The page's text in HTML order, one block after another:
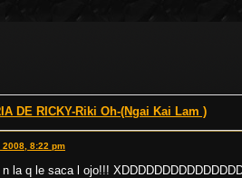
DE RICKY-Riki Oh-(Ngai Kai Lam )
8:22 pm
la q le saca l ojo!!!